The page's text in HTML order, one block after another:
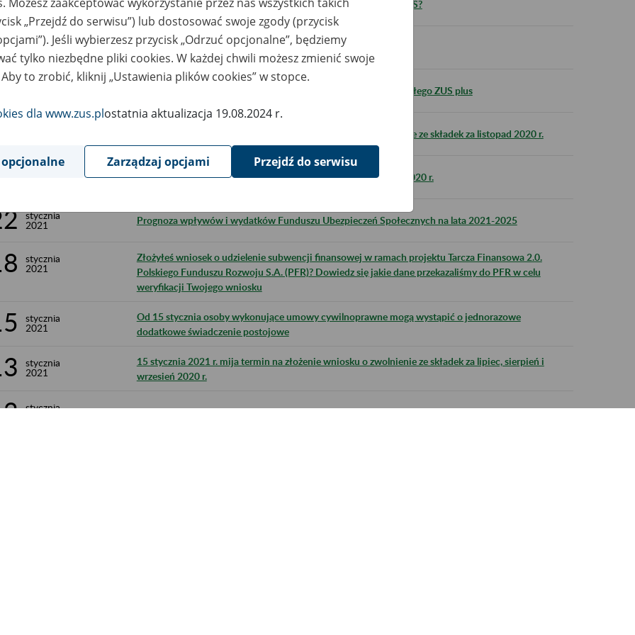
2021
Tarcza antykryzysowa 7.0 – jakie wsparcie można otrzymać z ZUS?
stycznia
2021
Do 1 lutego trzeba złożyć ZUS IWA za 2020 rok
Ponad 314 tys. płatników chce korzystać od początku roku z małego ZUS plus
31 stycznia 2021 r. mija termin na złożenie wniosku o zwolnienie ze składek za listopad 2020 r.
Wnioski o zwolnienie z opłacania składek za lipiec – wrzesień 2020 r.
stycznia
2021
Prognoza wpływów i wydatków Funduszu Ubezpieczeń Społecznych na lata 2021-2025
stycznia
2021
Złożyłeś wniosek o udzielenie subwencji finansowej w ramach projektu Tarcza Finansowa 2.0.
Polskiego Funduszu Rozwoju S.A. (PFR)? Dowiedz się jakie dane przekazaliśmy do PFR w celu
weryfikacji Twojego wniosku
stycznia
2021
Od 15 stycznia osoby wykonujące umowy cywilnoprawne mogą wystąpić o jednorazowe
dodatkowe świadczenie postojowe
stycznia
2021
15 stycznia 2021 r. mija termin na złożenie wniosku o zwolnienie ze składek za lipiec, sierpień i
wrzesień 2020 r.
stycznia
„Przejdź do serwisu”) lub dostosować swoje zgody (przycisk
Jeśli wybierzesz przycisk „Odrzuć opcjonalne”, będziemy
tylko niezbędne pliki cookies. W każdej chwili możesz zmienić swoje
to zrobić, kliknij „Ustawienia plików cookies” w stopce.
dla www.zus.plostatnia aktualizacja 19.08.2024 r.
Zarządzaj opcjami Przejdź do serwisu